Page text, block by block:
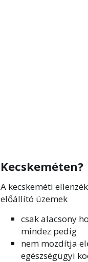
Kecskeméten?
A kecskeméti
előállító üzemek
csak alacsony
mindez pedig
nem mozdítja
egészségügyi